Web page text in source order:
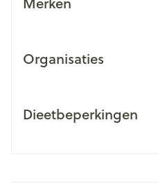
Organisaties
Dieetbeperkingen